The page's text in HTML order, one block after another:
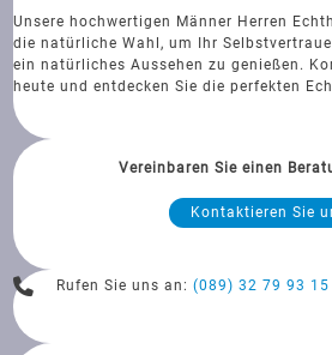
Unsere hochwertigen Männer Herren
die natürliche Wahl, um Ihr
ein natürliches Aussehen zu genießen.
heute und entdecken Sie die perfekten
Vereinbaren Sie einen
Kontaktieren Sie
Rufen Sie uns an:(089) 32 79 93 15